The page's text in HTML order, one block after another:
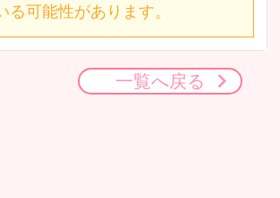
る可能性があります。
一覧へ戻る